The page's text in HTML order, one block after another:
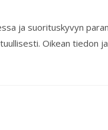
ja suorituskyvyn
Oikean tiedon